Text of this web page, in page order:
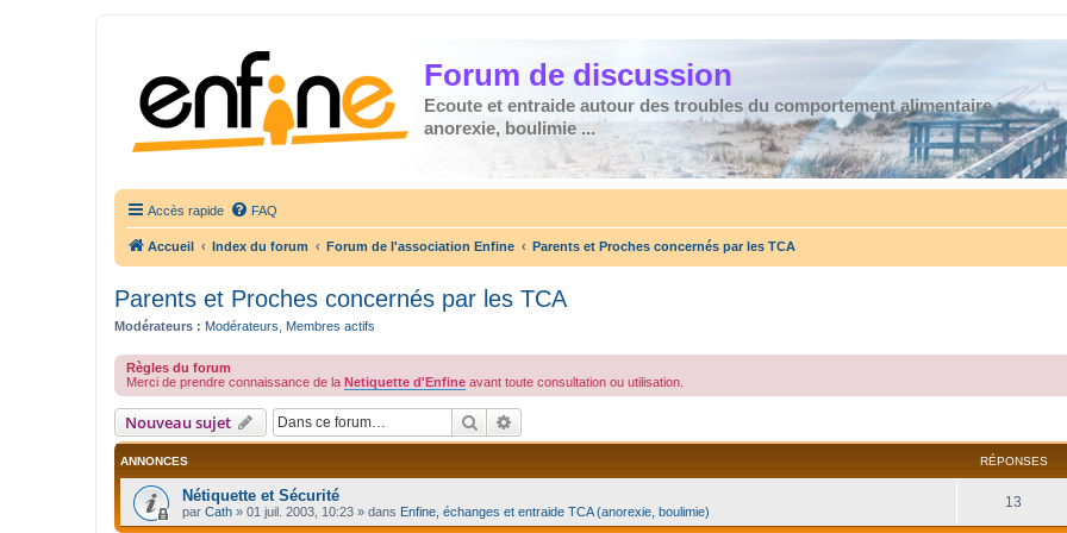
Forum de discussion
Ecoute et entraide autour des troubles du comportement alimentaire :
anorexie, boulimie ...
Accès rapide FAQ
Accueil Index du forum Forum de l'association Enfine Parents et Proches concernés par les TCA
Parents et Proches concernés par les TCA
Modérateurs : Modérateurs Membres actifs
Règles du forum
Merci de prendre connaissance de la Netiquette d'Enfine avant toute consultation ou utilisation.
Nouveau sujet Rechercher
ANNONCES RÉPONSES
Nétiquette et Sécurité
par Cath » 01 juil. 2003, 10:23 » dans Enfine, échanges et entraide TCA (anorexie, boulimie)
13